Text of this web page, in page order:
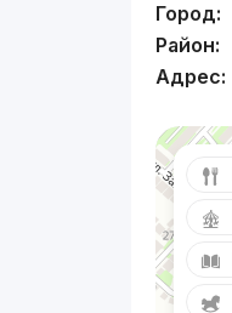
Город:
Район:
Адрес: